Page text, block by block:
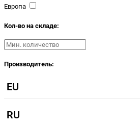
Европа
Кол-во на складе:
Производитель:
EU
RU